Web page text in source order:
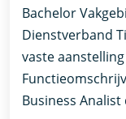
Bachelor
Dienstverband
vaste
Business